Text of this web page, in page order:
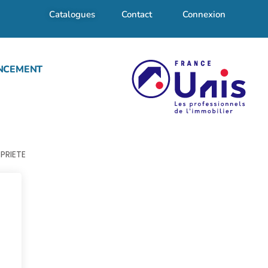
Catalogues Contact Connexion